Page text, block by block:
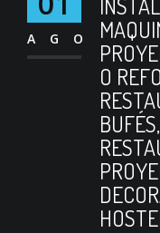
AGO
O